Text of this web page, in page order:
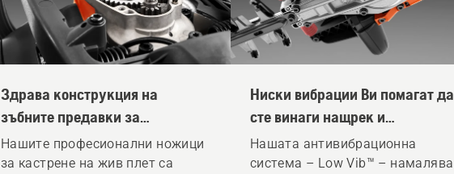
Здрава конструкция на
зъбните предавки за
продължителна работа
Нашите професионални ножици
за кастрене на жив плет са
Ниски вибрации Ви помагат да
сте винаги нащрек и
продуктивни
Нашата антивибрационна
система – Low Vib™ – намалява